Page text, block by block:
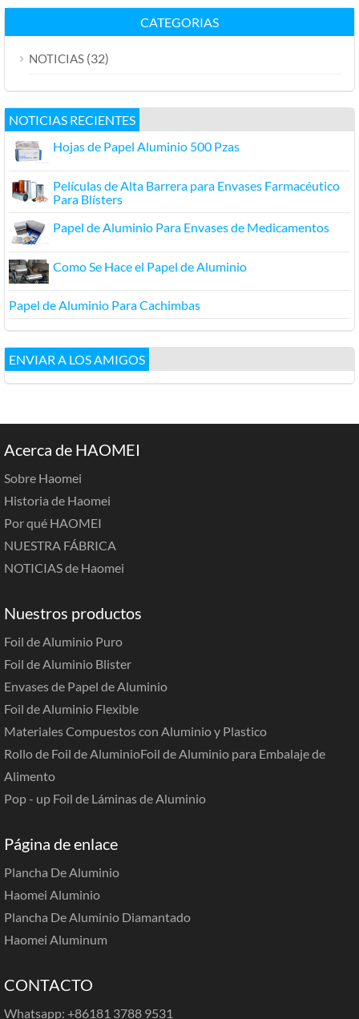
CATEGORIAS
NOTICIAS (32)
NOTICIAS RECIENTES
Hojas de Papel Aluminio 500 Pzas
Películas de Alta Barrera para Envases Farmacéutico
Para Blísters
Papel de Aluminio Para Envases de Medicamentos
Como Se Hace el Papel de Aluminio
Papel de Aluminio Para Cachimbas
ENVIAR A LOS AMIGOS
Acerca de HAOMEI
Sobre Haomei
Historia de Haomei
Por qué HAOMEI
NUESTRA FÁBRICA
NOTICIAS de Haomei
Nuestros productos
Foil de Aluminio Puro
Foil de Aluminio Blister
Envases de Papel de Aluminio
Foil de Aluminio Flexible
Materiales Compuestos con Aluminio y Plastico
Rollo de Foil de AluminioFoil de Aluminio para Embalaje de
Alimento
Pop - up Foil de Láminas de Aluminio
Página de enlace
Plancha De Aluminio
Haomei Aluminio
Plancha De Aluminio Diamantado
Haomei Aluminum
CONTACTO
Whatsapp: +86181 3788 9531